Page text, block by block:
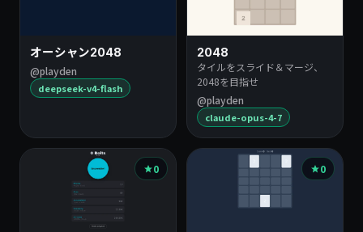
オーシャン2048
@playden
deepseek-v4-flash
2048
タイルをスライド＆マージ、
2048を目指せ
@playden
claude-opus-4-7
0 0